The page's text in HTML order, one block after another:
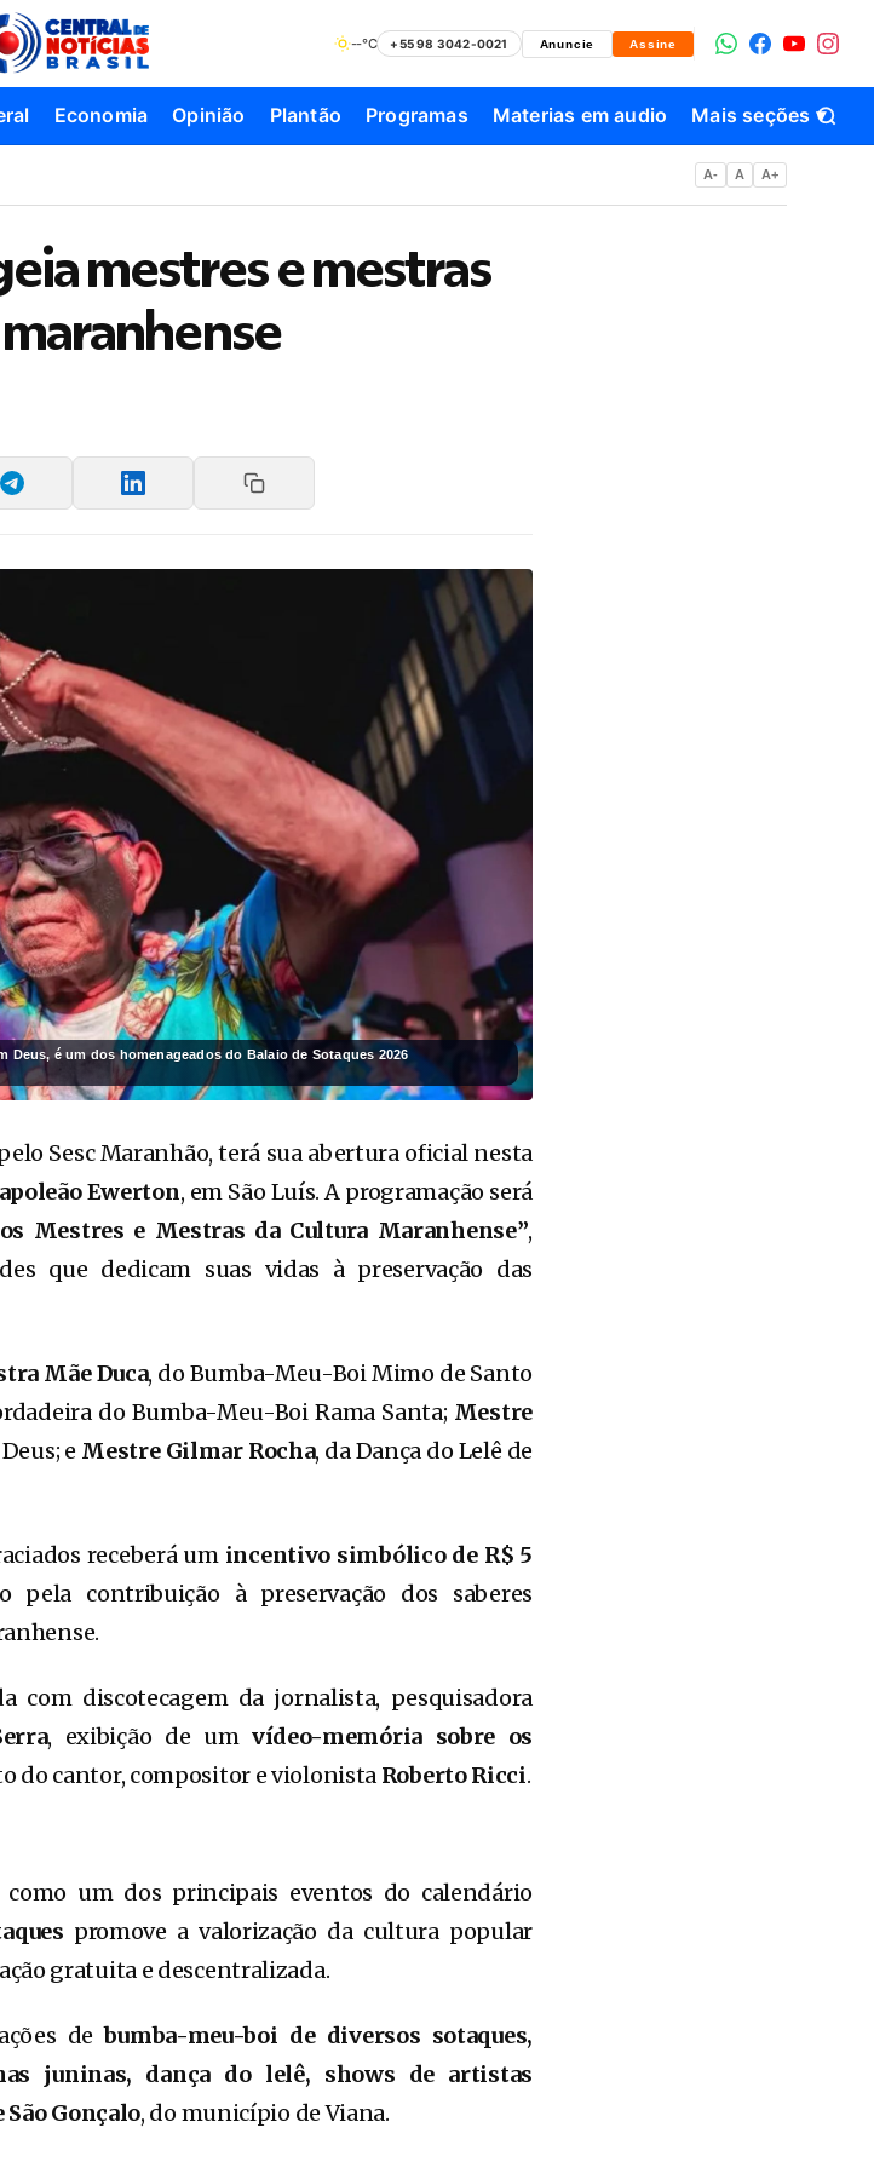
--°C +55 98 3042-0021 Anuncie Assine
Economia Opinião Plantão Programas Materias em audio Mais seções ▾
A- A A+
mestres e mestras
Deus, é um dos homenageados do Balaio de Sotaques 2026
Sesc Maranhão, terá sua abertura oficial nesta
Ewerton, em São Luís. A programação será
Mestres e Mestras da Cultura Maranhense”,
que dedicam suas vidas à preservação das
Mãe Duca, do Bumba-Meu-Boi Mimo de Santo
do Bumba-Meu-Boi Rama Santa; Mestre
e Mestre Gilmar Rocha, da Dança do Lelê de
receberá um incentivo simbólico de R$ 5
pela contribuição à preservação dos saberes
com discotecagem da jornalista, pesquisadora
, exibição de um vídeo-memória sobre os
do cantor, compositor e violonista Roberto Ricci.
como um dos principais eventos do calendário
promove a valorização da cultura popular
gratuita e descentralizada.
debumba-meu-boi de diversos sotaques,
juninas, dança do lelê, shows de artistas
São Gonçalo, do município de Viana.